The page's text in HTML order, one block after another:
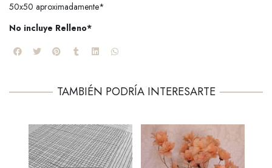
50x50 aproximadamente*
No incluye Relleno*
TAMBIÉN PODRÍA INTERESARTE